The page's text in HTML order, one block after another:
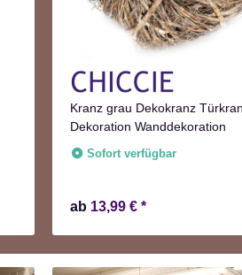
Kranz grau Dekokranz
Dekoration Wanddekoration
Sofort verfügbar
ab 13,99 € *